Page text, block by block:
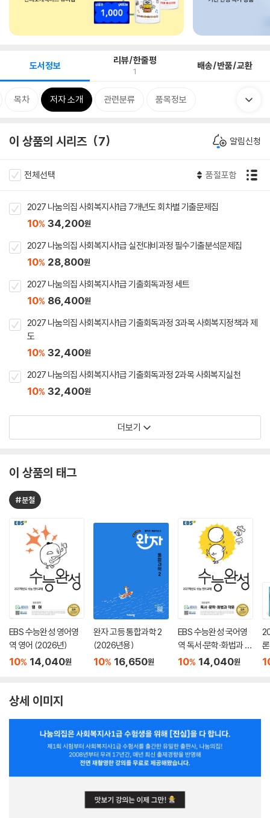
도서정보 리뷰/한줄평
1 배송/반품/교환
목차 저자 소개 관련분류 품목정보
이 상품의 시리즈 7 알림신청
전체선택 품절포함
2027 나눔의집 사회복지사1급 7개년도 회차별 기출문제집
10% 34,200원
2027 나눔의집 사회복지사1급 실전대비과정 필수기출분석문제집
10% 28,800원
2027 나눔의집 사회복지사1급 기출회독과정 세트
10% 86,400원
2027 나눔의집 사회복지사1급 기출회독과정 3과목 사회복지정책과 제
도
10% 32,400원
2027 나눔의집 사회복지사1급 기출회독과정 2과목 사회복지실천
10% 32,400원
더보기
이 상품의 태그
#분철
EBS 수능완성 영어영
역 영어 (2026년)
10% 14,040원
완자 고등 통합과학 2
(2026년용)
10% 16,650원
EBS 수능완성 국어영
역 독서·문학·화법과 작
문 (2026년)
10% 14,040원
(
상세 이미지